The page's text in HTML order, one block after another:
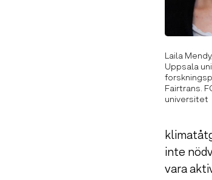
Laila
Uppsala
Fairtrans.
universitet
inte
vara